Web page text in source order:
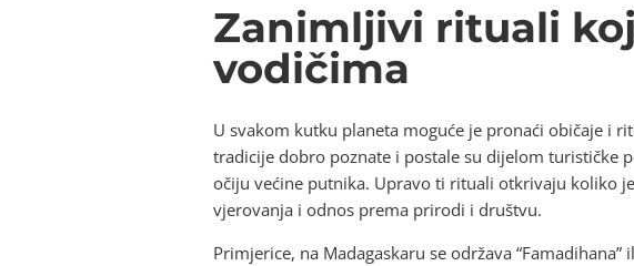
Zanimljivi rituali
vodičima
U svakom kutku planeta moguće je pronaći običaje i
tradicije dobro poznate i postale su dijelom turističke
očiju većine putnika. Upravo ti rituali otkrivaju koliko
vjerovanja i odnos prema prirodi i društvu.
Primjerice, na Madagaskaru se održava